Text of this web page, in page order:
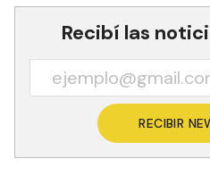
Recibí las
RECIBIR